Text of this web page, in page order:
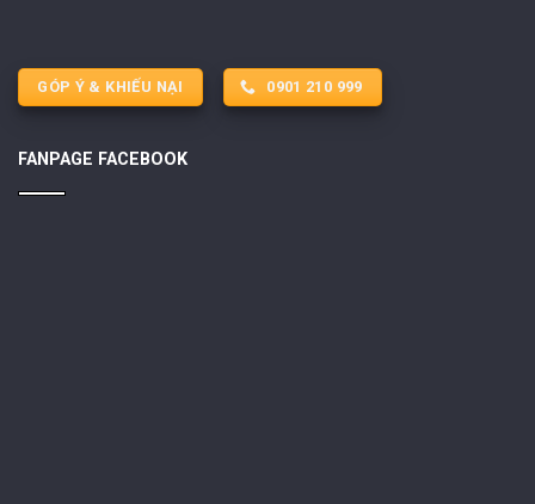
GÓP Ý & KHIẾU NẠI 0901 210 999
FANPAGE FACEBOOK